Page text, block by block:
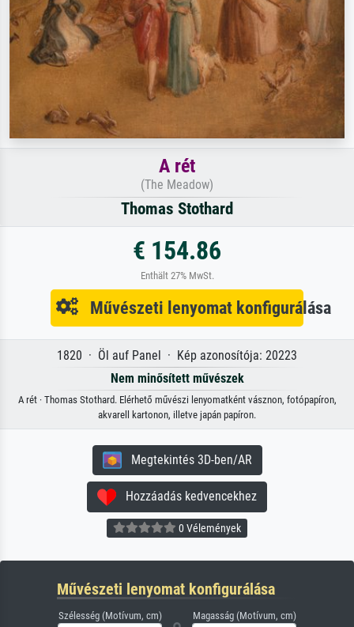
A rét
(The Meadow)
Thomas Stothard
€ 154.86
Enthält 27% MwSt.
Művészeti lenyomat konfigurálása
1820 · Öl auf Panel · Kép azonosítója: 20223
Nem minősített művészek
A rét · Thomas Stothard. Elérhető művészi lenyomatként vásznon, fotópapíron,
akvarell kartonon, illetve japán papíron.
Megtekintés 3D-ben/AR
Hozzáadás kedvencekhez
0 Vélemények
Művészeti lenyomat konfigurálása
Szélesség (Motívum, cm) Magasság (Motívum, cm)